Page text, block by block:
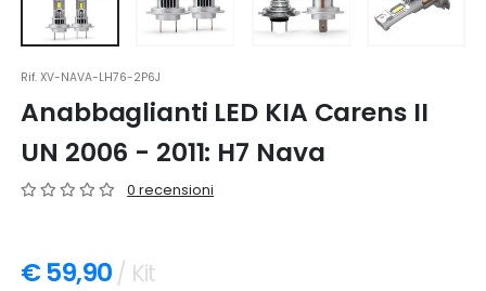
Rif.XV-NAVA-LH76-2P6J
Anabbaglianti LED KIA Carens II
UN 2006 - 2011: H7 Nava
0 recensioni
€ 59,90 / Kit